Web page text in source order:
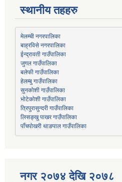
स्थानीय तहहरु
मेलम्ची नगरपालिका
बाह्रविसे नगरपालिका
ईन्द्रावती गाउँपालिका
जुगल गाउँपालिका
बलेफी गाउँपालिका
हेलम्बु गाउँपालिका
सुनकोशी गाउँपालिका
भोटेकोशी गाउँपालिका
त्रिपुरासुन्दरी गाउँपालिका
लिसङ्खु पाखर गाउँपालिका
पाँचपोखरी थाङपाल गाउँपालिका
नगर २०७४ देखि २०७८